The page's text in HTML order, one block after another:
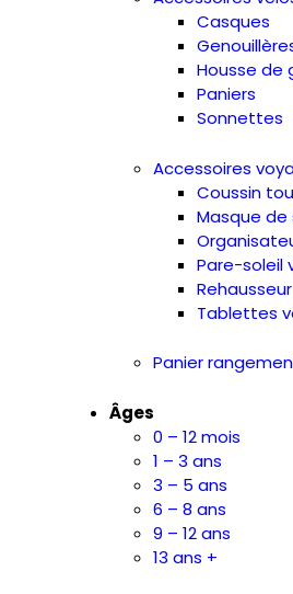
Casques
Housse de
Paniers
Sonnettes
Accessoires
Coussin
Masque
Pare-soleil
Tablettes
Panier
Âges
0 – 12 mois
1 – 3 ans
3 – 5 ans
6 – 8 ans
9 – 12 ans
13 ans +